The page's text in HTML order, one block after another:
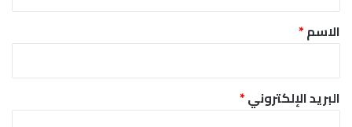
*
الاسم*
البريد الإلكتروني*